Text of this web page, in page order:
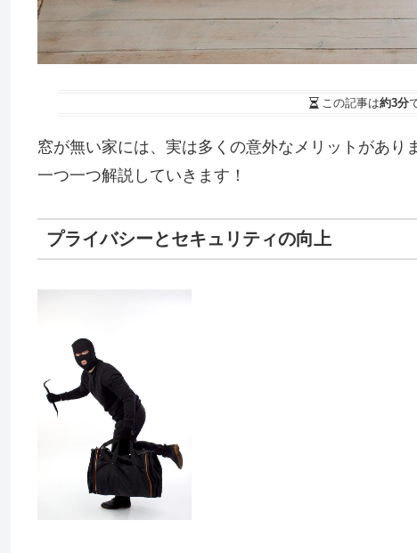
この記事は約3分
窓が無い家には、実は多くの意外なメリットがあり
一つ一つ解説していきます！
プライバシーとセキュリティの向上